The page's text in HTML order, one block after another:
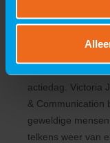
VIRO laat de
actiedag. Victoria
& Communication
geweldige
telkens weer van